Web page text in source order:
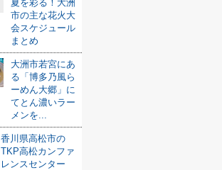
夏を彩る！大洲
市の主な花火大
会スケジュール
まとめ
大洲市若宮にあ
る「博多乃風ら
ーめん大郷」に
てとん濃いラー
メンを...
香川県高松市の
TKP高松カンファ
レンスセンター